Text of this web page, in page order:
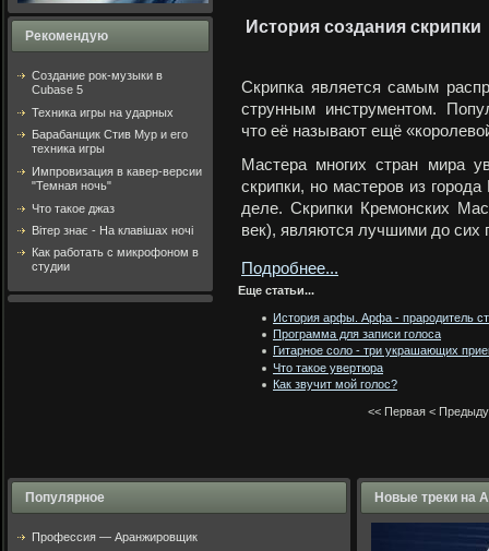
Рекомендую
Создание рок-музыки в
Cubase 5
Техника игры на ударных
Барабанщик Стив Мур и его
техника игры
Импровизация в кавер-версии
"Темная ночь"
Что такое джаз
Вітер знає - На клавішах ночі
Как работать с микрофоном в
студии
История создания скрипки
Скрипка является самым
струнным инструментом.
что её называют ещё
Мастера многих стран мира
скрипки, но мастеров из
деле. Скрипки Кремонских
век), являются лучшими до сих
Подробнее...
Еще статьи...
История арфы. Арфа - прародитель
Программа для записи голоса
Гитарное соло - три украшающих
Что такое увертюра
Как звучит мой голос?
<< Первая<
Популярное
Профессия — Аранжировщик
Новые треки на